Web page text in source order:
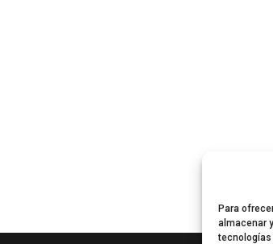
Para
almacenar
tecnologías